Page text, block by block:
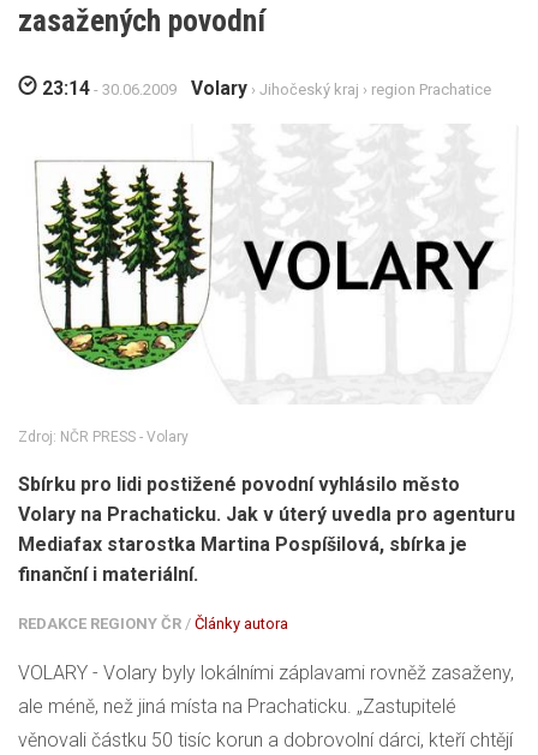
zasažených povodní
23:14 - 30.06.2009 Volary › Jihočeský kraj › region Prachatice
Zdroj: NČR PRESS - Volary
Sbírku pro lidi postižené povodní vyhlásilo město
Volary na Prachaticku. Jak v úterý uvedla pro agenturu
Mediafax starostka Martina Pospíšilová, sbírka je
finanční i materiální.
REDAKCE REGIONY ČR / Články autora
VOLARY - Volary byly lokálními záplavami rovněž zasaženy,
ale méně, než jiná místa na Prachaticku. „Zastupitelé
věnovali částku 50 tisíc korun a dobrovolní dárci, kteří chtějí